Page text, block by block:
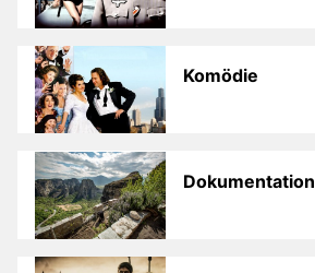
Komödie
Dokumentation